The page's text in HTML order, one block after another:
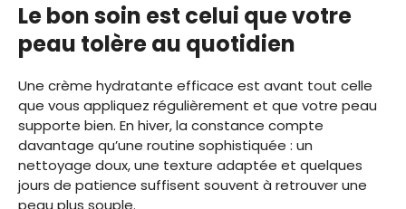
Le bon soin est celui que votre
peau tolère au quotidien
Une crème hydratante efficace est avant tout celle
que vous appliquez régulièrement et que votre peau
supporte bien. En hiver, la constance compte
davantage qu’une routine sophistiquée : un
nettoyage doux, une texture adaptée et quelques
jours de patience suffisent souvent à retrouver une